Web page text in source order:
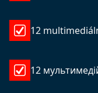
12
12